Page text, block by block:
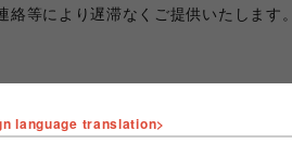
絡等により遅滞なくご提供いたします。
language translation>